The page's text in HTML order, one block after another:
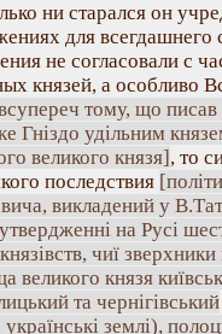
ни старался он
для всегдашнего
не согласовали с
князей, а особливо
тому, що
Гніздо удільним
великого князя], то
последствия
викладений у
на Русі
чиї
великого князя
та чернігівський
землі),